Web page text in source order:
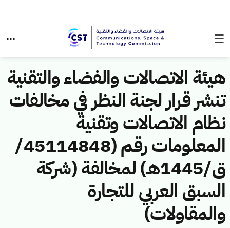
هيئة الاتصالات والفضاء والتقنية
تنشر قرار لجنة النظر في مخالفات
نظام الاتصالات وتقنية
المعلومات رقم (45114848/
ق/1445هـ) لمخالفة (شركة
السبق العربي للتجارة
والمقاولات)